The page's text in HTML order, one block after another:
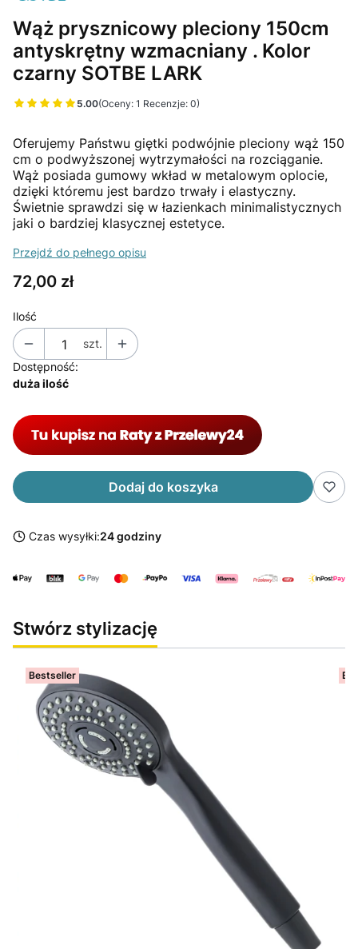
Wąż prysznicowy pleciony 150cm
antyskrętny wzmacniany . Kolor
czarny SOTBE LARK
5.00(Oceny: 1 Recenzje: 0)
Przejdź do sekcji Opinie
Oferujemy Państwu giętki podwójnie pleciony wąż 150
cm o podwyższonej wytrzymałości na rozciąganie.
Wąż posiada gumowy wkład w metalowym oplocie,
dzięki któremu jest bardzo trwały i elastyczny.
Świetnie sprawdzi się w łazienkach minimalistycznych
jaki o bardziej klasycznej estetyce.
Przejdź do pełnego opisu
Cena
72,00 zł
Ilość
szt.
Dostępność:
duża ilość
Dodaj do koszyka
Czas wysyłki:24 godziny
Stwórz stylizację
Bestseller